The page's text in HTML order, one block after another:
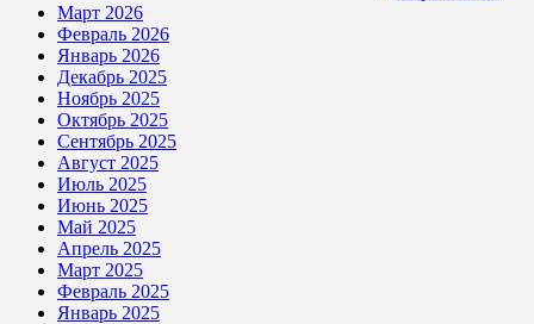
Март 2026
Февраль 2026
Январь 2026
Декабрь 2025
Ноябрь 2025
Октябрь 2025
Сентябрь 2025
Август 2025
Июль 2025
Июнь 2025
Май 2025
Апрель 2025
Март 2025
Февраль 2025
Январь 2025